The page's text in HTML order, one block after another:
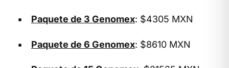
Paquete de 3 Genomex: $4305 MXN
Paquete de 6 Genomex: $8610 MXN